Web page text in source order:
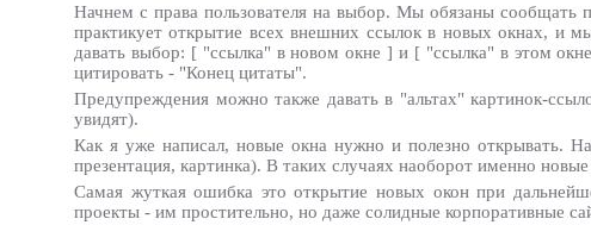
Начнем с права пользователя на выбор. Мы обязаны сообщать
практикует открытие всех внешних ссылок в новых окнах, и
давать выбор: [ "ссылка" в новом окне ] и [ "ссылка" в этом
цитировать - "Конец цитаты".
Предупреждения можно также давать в "альтах" картинок-
увидят).
Как я уже написал, новые окна нужно и полезно открывать.
презентация, картинка). В таких случаях наоборот именно
Самая жуткая ошибка это открытие новых окон при
проекты - им простительно, но даже солидные корпоративные